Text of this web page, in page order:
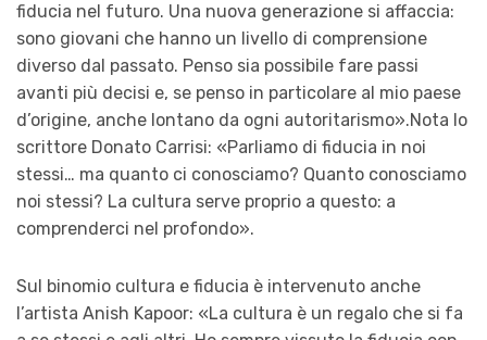
fiducia nel futuro. Una nuova generazione si affaccia:
sono giovani che hanno un livello di comprensione
diverso dal passato. Penso sia possibile fare passi
avanti più decisi e, se penso in particolare al mio paese
d’origine, anche lontano da ogni autoritarismo».Nota lo
scrittore Donato Carrisi: «Parliamo di fiducia in noi
stessi… ma quanto ci conosciamo? Quanto conosciamo
noi stessi? La cultura serve proprio a questo: a
comprenderci nel profondo».
Sul binomio cultura e fiducia è intervenuto anche
l’artista Anish Kapoor: «La cultura è un regalo che si fa